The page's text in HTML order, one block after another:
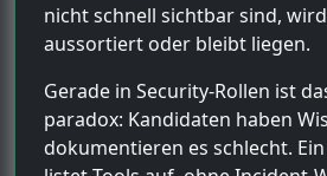
nicht schnell sichtbar sind,
aussortiert oder bleibt liegen.
Gerade in Security-Rollen ist
paradox: Kandidaten haben
dokumentieren es schlecht.